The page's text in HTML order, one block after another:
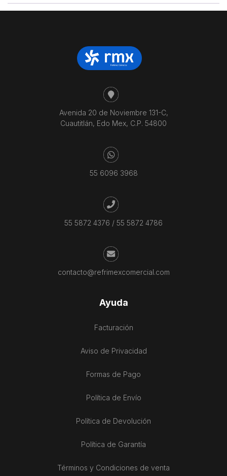
Avenida 20 de Noviembre 131-C,
Cuautitlán, Edo Mex, C.P. 54800
55 6096 3968
55 5872 4376 / 55 5872 4786
contacto@refrimexcomercial.com
Ayuda
Facturación
Aviso de Privacidad
Formas de Pago
Política de Envío
Política de Devolución
Política de Garantía
Términos y Condiciones de venta